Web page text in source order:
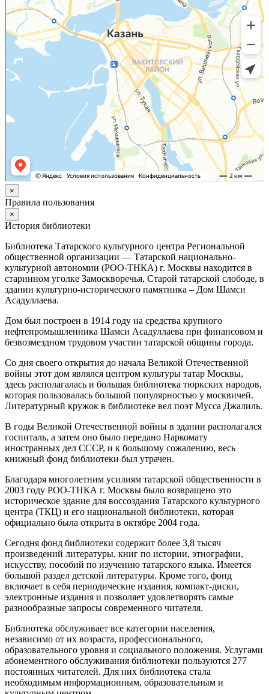
×
Правила пользования
×
История библиотеки
Библиотека Татарского культурного центра Региональной
общественной организации — Татарской национально-
культурной автономии (РОО-ТНКА) г. Москвы находится в
старинном уголке Замоскворечья, Старой татарской слободе, в
здании культурно-исторического памятника – Дом Шамси
Асадуллаева.
Дом был построен в 1914 году на средства крупного
нефтепромышленника Шамси Асадуллаева при финансовом и
безвозмездном трудовом участии татарской общины города.
Со дня своего открытия до начала Великой Отечественной
войны этот дом являлся центром культуры татар Москвы,
здесь располагалась и большая библиотека тюркских народов,
которая пользовалась большой популярностью у москвичей.
Литературный кружок в библиотеке вел поэт Мусса Джалиль.
В годы Великой Отечественной войны в здании располагался
госпиталь, а затем оно было передано Наркомату
иностранных дел СССР, и к большому сожалению, весь
книжный фонд библиотеки был утрачен.
Благодаря многолетним усилиям татарской общественности в
2003 году РОО-ТНКА г. Москвы было возвращено это
историческое здание для воссоздания Татарского культурного
центра (ТКЦ) и его национальной библиотеки, которая
официально была открыта в октябре 2004 года.
Сегодня фонд библиотеки содержит более 3,8 тысяч
произведений литературы, книг по истории, этнографии,
искусству, пособий по изучению татарского языка. Имеется
большой раздел детской литературы. Кроме того, фонд
включает в себя периодические издания, компакт-диски,
электронные издания и позволяет удовлетворять самые
разнообразные запросы современного читателя.
Библиотека обслуживает все категории населения,
независимо от их возраста, профессионального,
образовательного уровня и социального положения. Услугами
абонементного обслуживания библиотеки пользуются 277
постоянных читателей. Для них библиотека стала
необходимым информационным, образовательным и